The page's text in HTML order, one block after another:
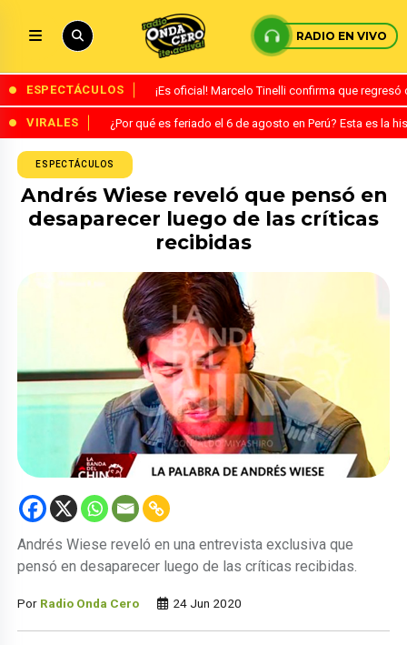
RADIO EN VIVO
ESPECTÁCULOS ¡Es oficial! Marcelo Tinelli confirma que
VIRALES ¿Por qué es feriado el 6 de agosto en Perú? Esta es la
ESPECTÁCULOS
Andrés Wiese reveló que pensó en
desaparecer luego de las críticas
recibidas
Andrés Wiese reveló en una entrevista exclusiva que
pensó en desaparecer luego de las críticas recibidas.
Por Radio Onda Cero 24 Jun 2020